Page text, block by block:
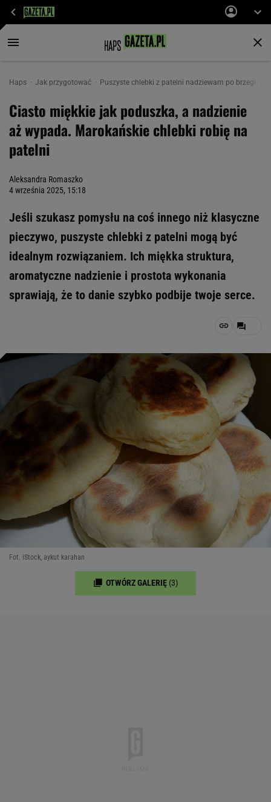
Haps Jak przygotować Puszyste chlebki z patelni nadziewam po brzegi. Z
Ciasto miękkie jak poduszka, a nadzienie
aż wypada. Marokańskie chlebki robię na
patelni
Aleksandra Romaszko
4 września 2025, 15:18
Jeśli szukasz pomysłu na coś innego niż klasyczne
pieczywo, puszyste chlebki z patelni mogą być
idealnym rozwiązaniem. Ich miękka struktura,
aromatyczne nadzienie i prostota wykonania
sprawiają, że to danie szybko podbije twoje serce.
Fot. iStock, aykut karahan
OTWÓRZ GALERIĘ (3)